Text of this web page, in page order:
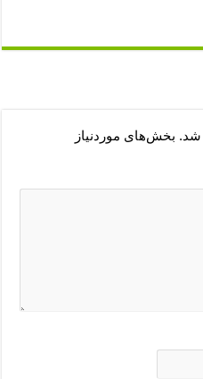
شد. بخش‌های موردنیاز